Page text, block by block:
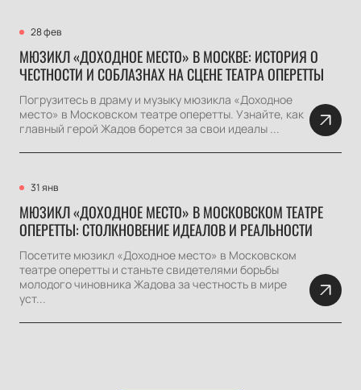
28 фев
МЮЗИКЛ «ДОХОДНОЕ МЕСТО» В МОСКВЕ: ИСТОРИЯ О
ЧЕСТНОСТИ И СОБЛАЗНАХ НА СЦЕНЕ ТЕАТРА ОПЕРЕТТЫ
Погрузитесь в драму и музыку мюзикла «Доходное
место» в Московском театре оперетты. Узнайте, как
главный герой Жадов борется за свои идеалы ...
31 янв
МЮЗИКЛ «ДОХОДНОЕ МЕСТО» В МОСКОВСКОМ ТЕАТРЕ
ОПЕРЕТТЫ: СТОЛКНОВЕНИЕ ИДЕАЛОВ И РЕАЛЬНОСТИ
Посетите мюзикл «Доходное место» в Московском
театре оперетты и станьте свидетелями борьбы
молодого чиновника Жадова за честность в мире
уст...